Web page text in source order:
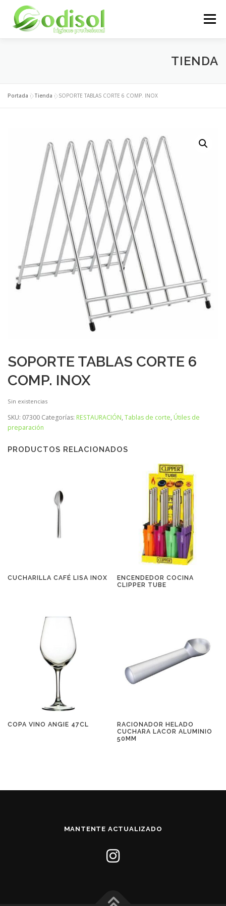
contenido
Menú
ÁREA CLIENTES CONTACTO
TIENDA
Portada »Tienda »SOPORTE TABLAS CORTE 6 COMP. INOX
SOPORTE TABLAS CORTE 6
COMP. INOX
Sin existencias
SKU: 07300 Categorías: RESTAURACIÓN, Tablas de corte, Útiles de
preparación
PRODUCTOS RELACIONADOS
CUCHARILLA CAFÉ LISA INOX
ENCENDEDOR COCINA
CLIPPER TUBE
COPA VINO ANGIE 47CL
RACIONADOR HELADO
CUCHARA LACOR ALUMINIO
50MM
MANTENTE ACTUALIZADO